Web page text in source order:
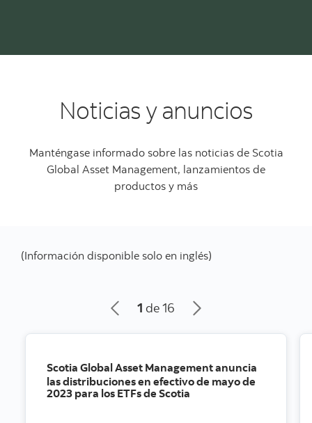
Noticias y anuncios
Manténgase informado sobre las noticias de Scotia
Global Asset Management, lanzamientos de
productos y más
(Información disponible solo en inglés)
1 de 16
Scotia Global Asset Management anuncia
las distribuciones en efectivo de mayo de
2023 para los ETFs de Scotia